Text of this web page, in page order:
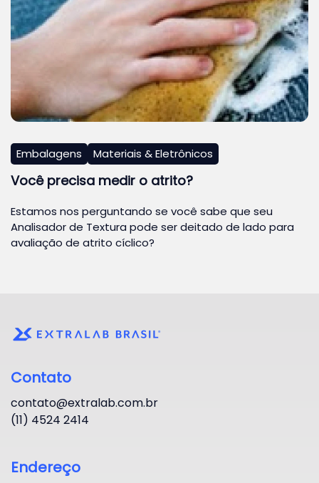
Embalagens Materiais & Eletrônicos
Você precisa medir o atrito?
Estamos nos perguntando se você sabe que seu
Analisador de Textura pode ser deitado de lado para
avaliação de atrito cíclico?
Contato
contato@extralab.com.br
(11) 4524 2414
Endereço